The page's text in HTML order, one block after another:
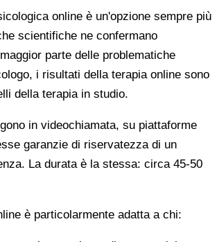
online è un'opzione sempre più
scientifiche ne confermano
parte delle problematiche
i risultati della terapia online sono
della terapia in studio.
in videochiamata, su piattaforme
garanzie di riservatezza di un
La durata è la stessa: circa 45-50
è particolarmente adatta a chi: